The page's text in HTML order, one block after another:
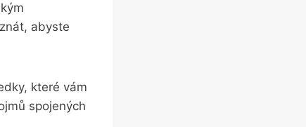
abyste
které vám
spojených